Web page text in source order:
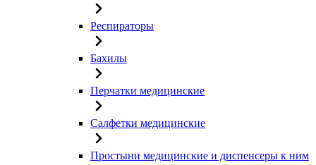
Респираторы
Бахилы
Перчатки медицинские
Салфетки медицинские
Простыни медицинские и диспенсеры к ним